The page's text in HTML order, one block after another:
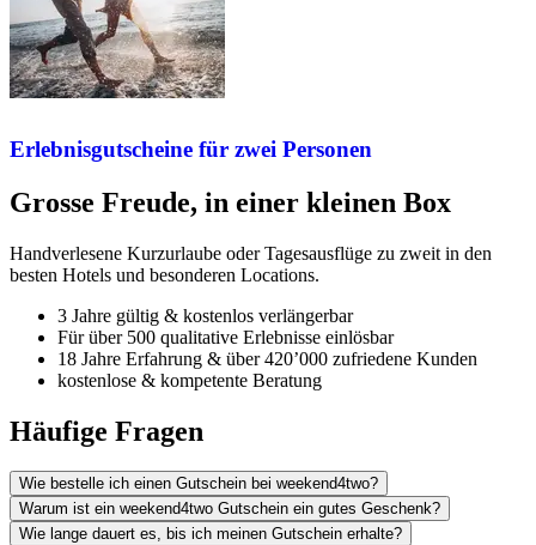
Erlebnisgutscheine für zwei Personen
Grosse Freude, in einer kleinen Box
Handverlesene Kurzurlaube oder Tagesausflüge zu zweit in den
besten Hotels und besonderen Locations.
3 Jahre gültig & kostenlos verlängerbar
Für über 500 qualitative Erlebnisse einlösbar
18 Jahre Erfahrung & über 420’000 zufriedene Kunden
kostenlose & kompetente Beratung
Häufige Fragen
Wie bestelle ich einen Gutschein bei weekend4two?
Warum ist ein weekend4two Gutschein ein gutes Geschenk?
Wie lange dauert es, bis ich meinen Gutschein erhalte?